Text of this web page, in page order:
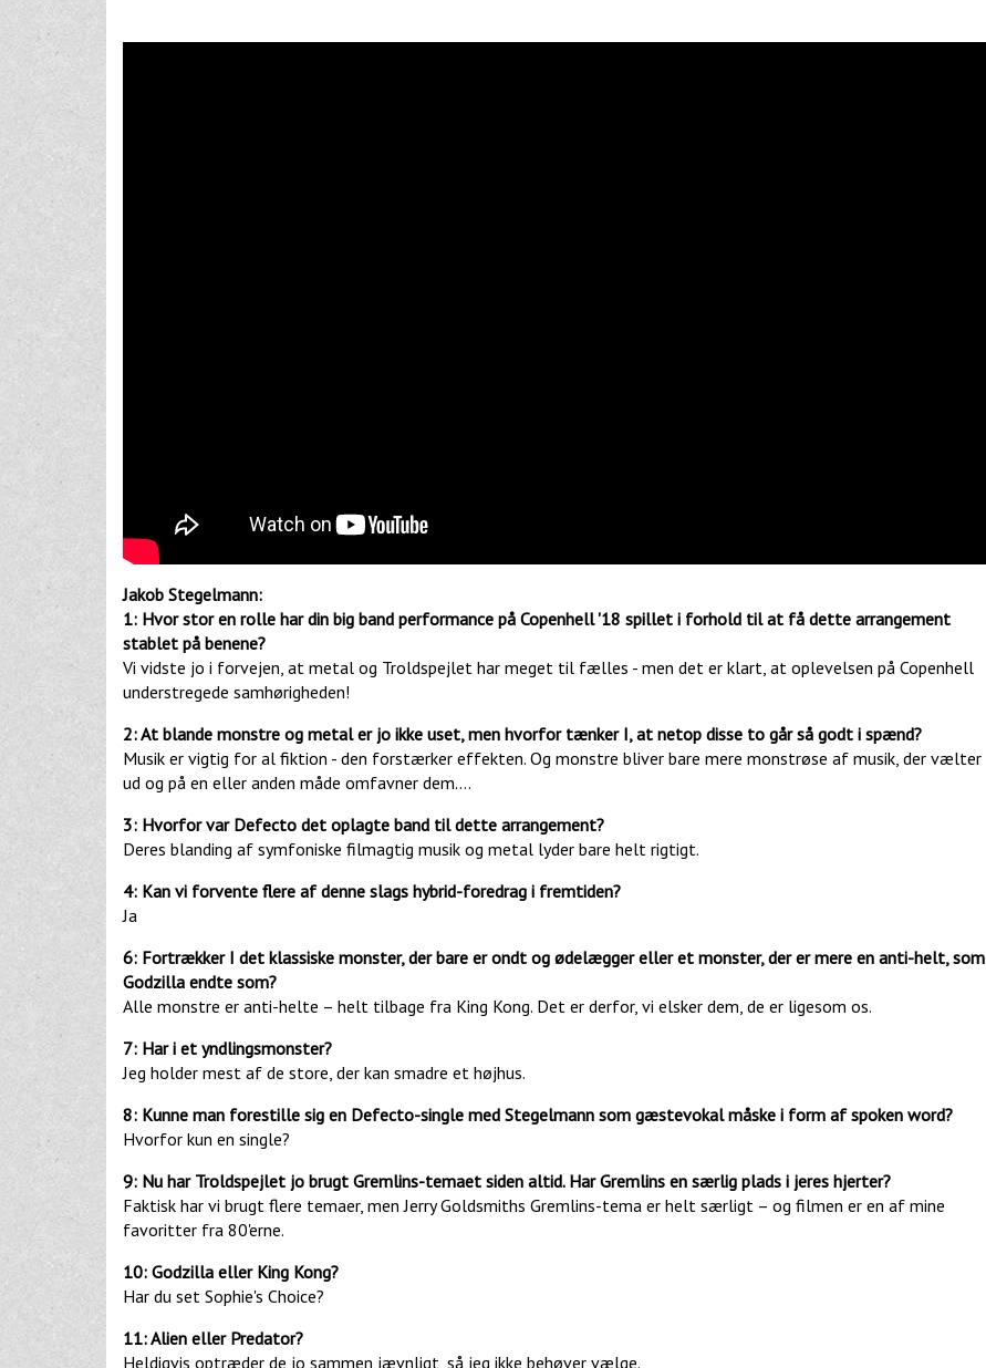
Jakob Stegelmann:
1: Hvor stor en rolle har din big band performance på Copenhell '18 spillet i forhold til at få dette arrangement
stablet på benene?
Vi vidste jo i forvejen, at metal og Troldspejlet har meget til fælles - men det er klart, at oplevelsen på Copenhell
understregede samhørigheden!
2: At blande monstre og metal er jo ikke uset, men hvorfor tænker I, at netop disse to går så godt i spænd?
Musik er vigtig for al fiktion - den forstærker effekten. Og monstre bliver bare mere monstrøse af musik, der vælter
ud og på en eller anden måde omfavner dem....
3: Hvorfor var Defecto det oplagte band til dette arrangement?
Deres blanding af symfoniske filmagtig musik og metal lyder bare helt rigtigt.
4: Kan vi forvente flere af denne slags hybrid-foredrag i fremtiden?
Ja
6: Fortrækker I det klassiske monster, der bare er ondt og ødelægger eller et monster, der er mere en anti-helt, som
Godzilla endte som?
Alle monstre er anti-helte – helt tilbage fra King Kong. Det er derfor, vi elsker dem, de er ligesom os.
7: Har i et yndlingsmonster?
Jeg holder mest af de store, der kan smadre et højhus.
8: Kunne man forestille sig en Defecto-single med Stegelmann som gæstevokal måske i form af spoken word?
Hvorfor kun en single?
9: Nu har Troldspejlet jo brugt Gremlins-temaet siden altid. Har Gremlins en særlig plads i jeres hjerter?
Faktisk har vi brugt flere temaer, men Jerry Goldsmiths Gremlins-tema er helt særligt – og filmen er en af mine
favoritter fra 80'erne.
10: Godzilla eller King Kong?
Har du set Sophie's Choice?
11: Alien eller Predator?
Heldigvis optræder de jo sammen jævnligt, så jeg ikke behøver vælge.